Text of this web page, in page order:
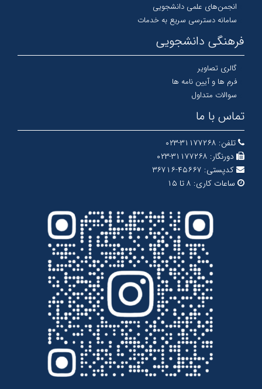
انجمن‌های علمی دانشجویی
سامانه دسترسی سریع به خدمات
فرهنگی دانشجویی
گالری تصاویر
فرم ها و آیین نامه ها
سوالات متداول
تماس با ما
تلفن: ۳۱۱۷۷۲۶۸-۰۲۳
دورنگار: ۳۱۱۷۷۲۶۸-۰۲۳
کدپستی: ۴۵۶۶۷-۳۶۷۱۶
ساعات کاری: ۸ تا ۱۵